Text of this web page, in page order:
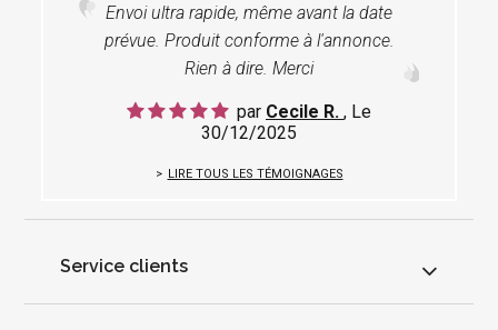
Envoi ultra rapide, même avant la date
prévue. Produit conforme à l'annonce.
Rien à dire. Merci
par Cecile R. , Le
30/12/2025
LIRE TOUS LES TÉMOIGNAGES
Service clients